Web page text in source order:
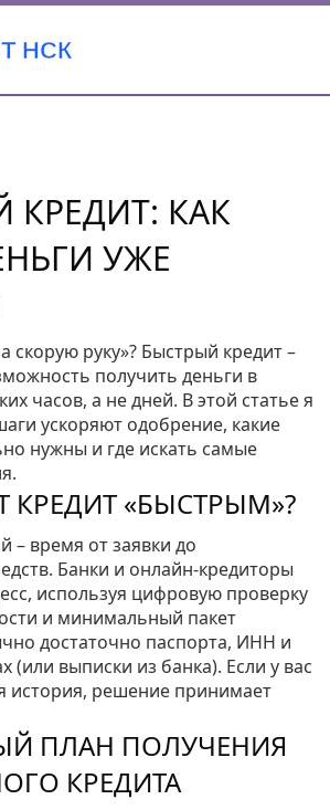
КРЕДИТ: КАК
УЖЕ
скорую руку»? Быстрый кредит –
получить деньги в
часов, а не дней. В этой статье я
ускоряют одобрение, какие
нужны и где искать самые
КРЕДИТ «БЫСТРЫМ»?
– время от заявки до
Банки и онлайн‑кредиторы
используя цифровую проверку
и минимальный пакет
достаточно паспорта, ИНН и
(или выписки из банка). Если у вас
история, решение принимает
ПЛАН ПОЛУЧЕНИЯ
КРЕДИТА